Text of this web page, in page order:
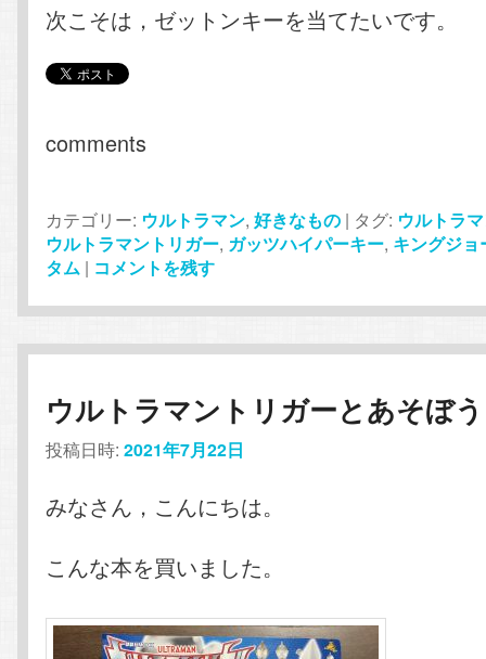
次こそは，ゼットンキーを当てたいです。
comments
カテゴリー: ウルトラマン,好きなもの | タグ: ウルトラ
ウルトラマントリガー, ガッツハイパーキー, キングジ
タム | コメントを残す
ウルトラマントリガーとあそぼう
投稿日時:2021年7月22日
みなさん，こんにちは。
こんな本を買いました。